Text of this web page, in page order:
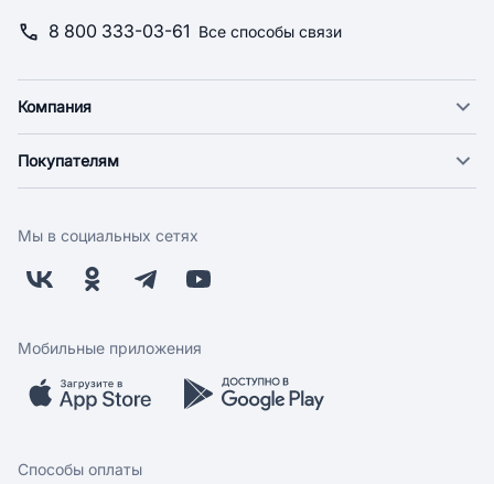
8 800 333-03-61 Все способы связи
Компания
Новости
Поставщикам
Заводчикам
Обратная связь
Покупателям
Оплата
Бонусная программа
Скидки и акции
Мобильное приложение
Мы в социальных сетях
Мобильные приложения
Способы оплаты